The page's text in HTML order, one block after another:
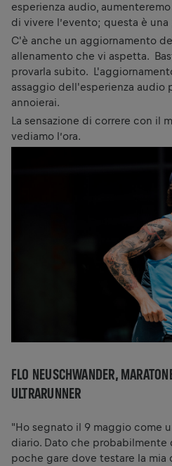
esperienza audio,
di vivere l’evento; questa è una
C'è anche un aggiornamento
allenamento che vi aspetta.
provarla subito.
assaggio dell'esperienza audio
annoierai.
La sensazione di correre con il
vediamo l’ora.
FLO NEUSCHWANDER,
ULTRARUNNER
"Ho segnato il 9 maggio come
diario. Dato che probabilmente
poche gare dove testare la mia